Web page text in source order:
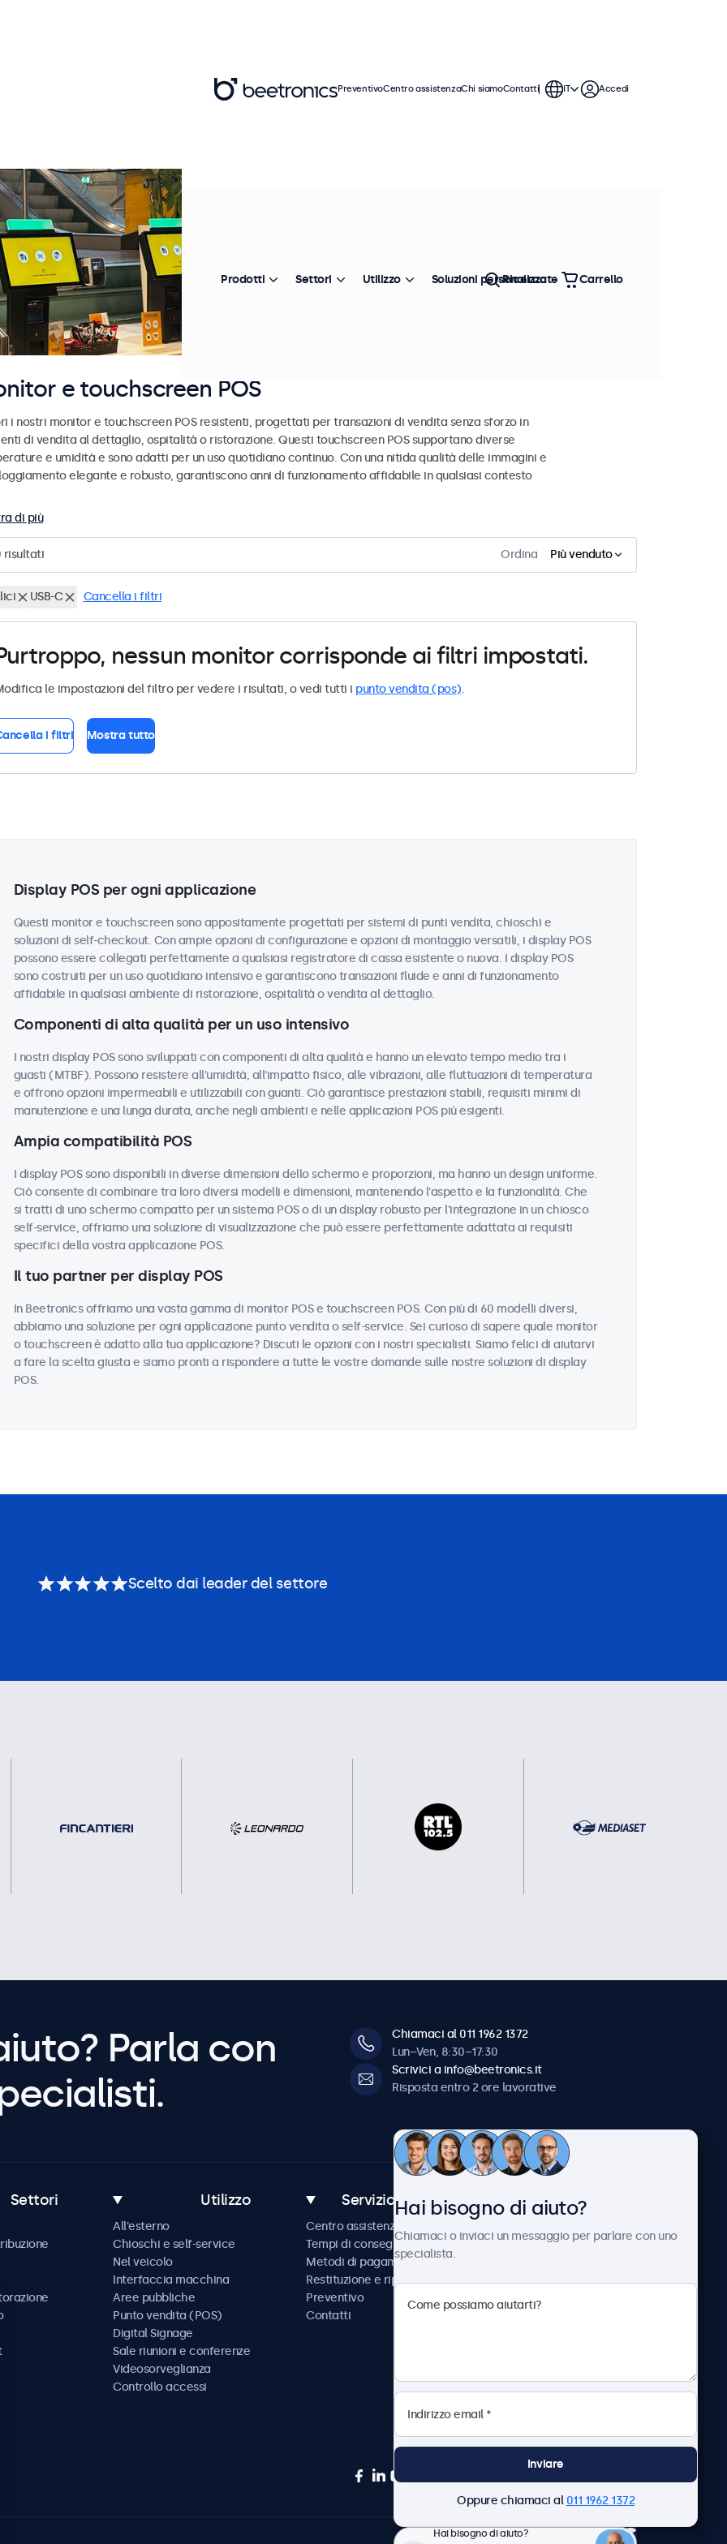
e touchscreen POS
i nostri monitor e touchscreen POS resistenti, progettati per transazioni di vendita senza sforzo in
di vendita al dettaglio, ospitalità o ristorazione. Questi touchscreen POS supportano diverse
e umidità e sono adatti per un uso quotidiano continuo. Con una nitida qualità delle immagini e
elegante e robusto, garantiscono anni di funzionamento affidabile in qualsiasi contesto
di più
risultati Ordina Più venduto
USB-C Cancella i filtri
nessun monitor corrisponde ai filtri impostati.
le impostazioni del filtro per vedere i risultati, o vedi tutti i punto vendita (pos).
i filtri Mostra tutto
Display POS per ogni applicazione
Questi monitor e touchscreen sono appositamente progettati per sistemi di punti vendita, chioschi e
soluzioni di self-checkout. Con ampie opzioni di configurazione e opzioni di montaggio versatili, i display POS
possono essere collegati perfettamente a qualsiasi registratore di cassa esistente o nuova. I display POS
sono costruiti per un uso quotidiano intensivo e garantiscono transazioni fluide e anni di funzionamento
affidabile in qualsiasi ambiente di ristorazione, ospitalità o vendita al dettaglio.
Componenti di alta qualità per un uso intensivo
I nostri display POS sono sviluppati con componenti di alta qualità e hanno un elevato tempo medio tra i
guasti (MTBF). Possono resistere all'umidità, all'impatto fisico, alle vibrazioni, alle fluttuazioni di temperatura
e offrono opzioni impermeabili e utilizzabili con guanti. Ciò garantisce prestazioni stabili, requisiti minimi di
manutenzione e una lunga durata, anche negli ambienti e nelle applicazioni POS più esigenti.
Ampia compatibilità POS
I display POS sono disponibili in diverse dimensioni dello schermo e proporzioni, ma hanno un design uniforme.
Ciò consente di combinare tra loro diversi modelli e dimensioni, mantenendo l'aspetto e la funzionalità. Che
si tratti di uno schermo compatto per un sistema POS o di un display robusto per l'integrazione in un chiosco
self-service, offriamo una soluzione di visualizzazione che può essere perfettamente adattata ai requisiti
specifici della vostra applicazione POS.
Il tuo partner per display POS
In Beetronics offriamo una vasta gamma di monitor POS e touchscreen POS. Con più di 60 modelli diversi,
abbiamo una soluzione per ogni applicazione punto vendita o self-service. Sei curioso di sapere quale monitor
o touchscreen è adatto alla tua applicazione? Discuti le opzioni con i nostri specialisti. Siamo felici di aiutarvi
a fare la scelta giusta e siamo pronti a rispondere a tutte le vostre domande sulle nostre soluzioni di display
POS.
PreventivoCentro assistenzaChi siamoContatti IT Accedi
Prodotti Settori Utilizzo Soluzioni personalizzate
Ricerca Carrello
Scelto dai leader del settore
Parla con
Chiamaci al 011 1962 1372
Lun–Ven, 8:30–17:30
Scrivici a info@beetronics.it
Risposta entro 2 ore lavorative
Settori Utilizzo
All'esterno
Chioschi e self-service
Nel veicolo
Interfaccia macchina
Aree pubbliche
Punto vendita (POS)
Digital Signage
Sale riunioni e conferenze
Videosorveglianza
Controllo accessi
Servizio Clienti
Centro assistenza
Tempi di consegna
Metodi di pagamento
Restituzione e riparazione
Preventivo
Contatti
Chi siamo
Notizie e aggiornamenti
Beetronics
Lavora con noi
Hai bisogno di aiuto?
Chiamaci o inviaci un messaggio per parlare con uno
specialista.
Inviare
Oppure chiamaci al 011 1962 1372
Hai bisogno di aiuto?